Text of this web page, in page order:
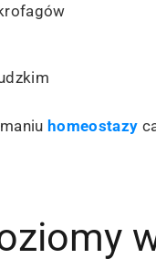
homeostazy